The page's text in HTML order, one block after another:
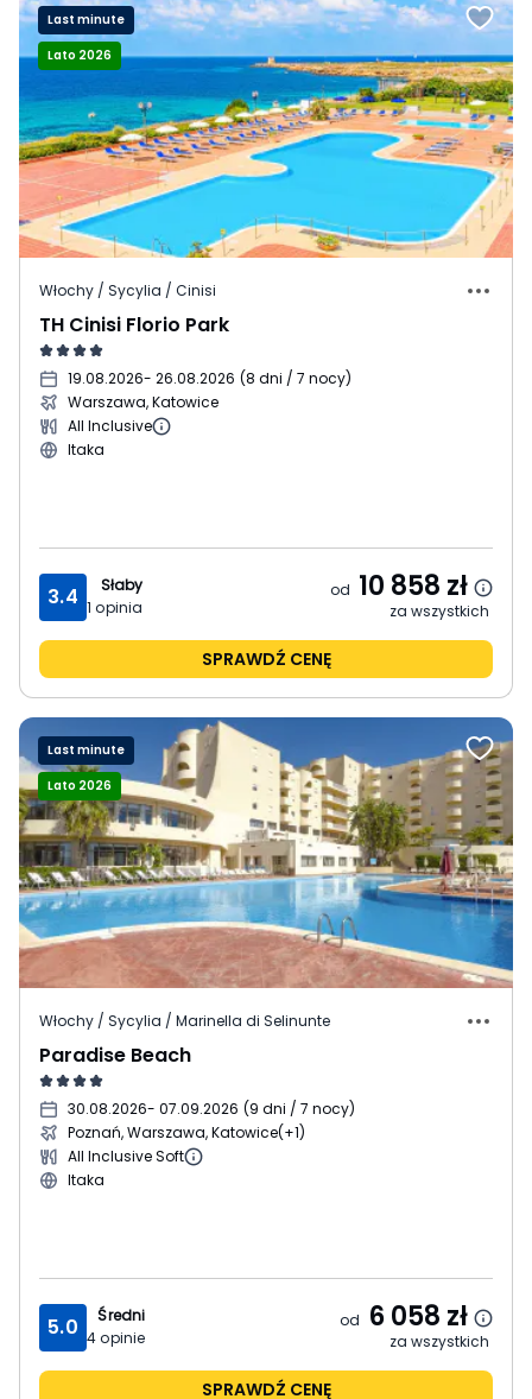
Last minute
Lato 2026
Włochy / Sycylia / Cinisi
TH Cinisi Florio Park
19.08.2026- 26.08.2026 (8 dni / 7 nocy)
Warszawa, Katowice
All Inclusive
Itaka
3.4
Słaby
1 opinia
od 10 858 zł
za wszystkich
SPRAWDŹ CENĘ
Last minute
Lato 2026
Włochy / Sycylia / Marinella di Selinunte
Paradise Beach
30.08.2026- 07.09.2026 (9 dni / 7 nocy)
Poznań, Warszawa, Katowice(+1)
All Inclusive Soft
Itaka
5.0
Średni
4 opinie
od 6 058 zł
za wszystkich
SPRAWDŹ CENĘ